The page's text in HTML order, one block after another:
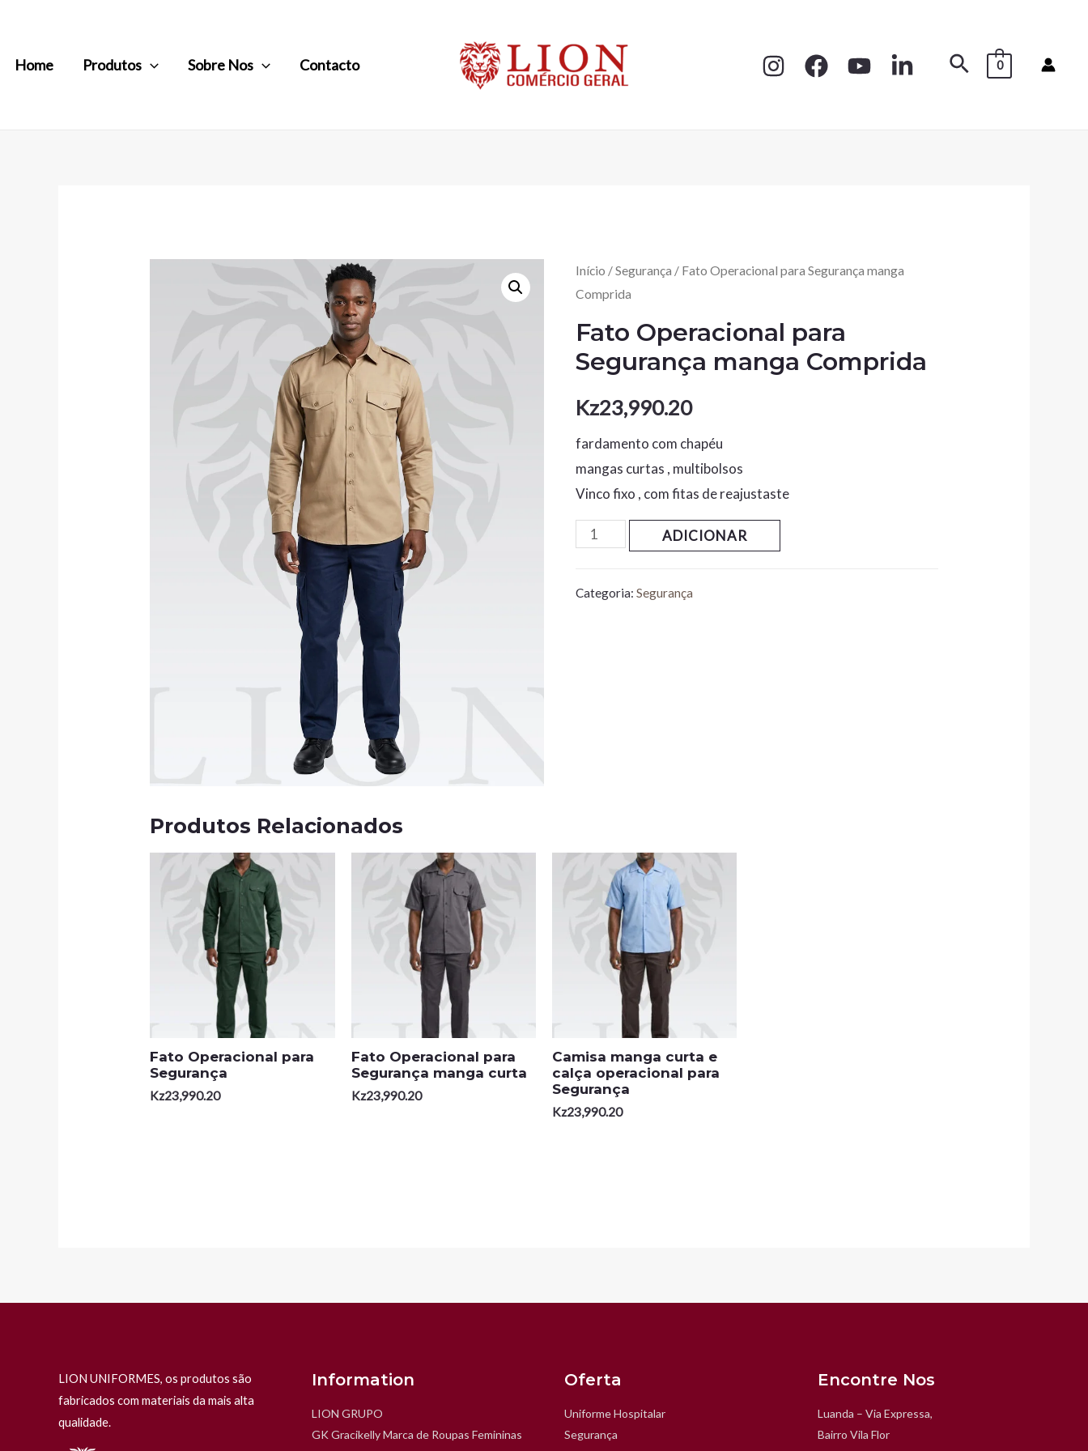
Home Produtos Sobre Nos Contacto 0
Início /Segurança / Fato Operacional para Segurança manga
Comprida
Fato Operacional para
Segurança manga Comprida
Kz23,990.20
fardamento com chapéu
mangas curtas , multibolsos
Vinco fixo , com fitas de reajustaste
ADICIONAR
Categoria: Segurança
Produtos Relacionados
Fato Operacional para
Segurança
Kz23,990.20
Fato Operacional para
Segurança manga curta
Kz23,990.20
Camisa manga curta e
calça operacional para
Segurança
Kz23,990.20
LION UNIFORMES, os produtos são
fabricados com materiais da mais alta
qualidade.
Information
LION GRUPO
GK Gracikelly Marca de Roupas Femininas
Oferta
Uniforme Hospitalar
Segurança
Encontre Nos
Luanda – Via Expressa,
Bairro Vila Flor